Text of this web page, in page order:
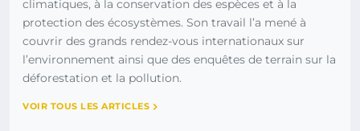
climatiques, à la conservation des espèces et à la
protection des écosystèmes. Son travail l’a mené à
couvrir des grands rendez-vous internationaux sur
l’environnement ainsi que des enquêtes de terrain sur la
déforestation et la pollution.
VOIR TOUS LES ARTICLES